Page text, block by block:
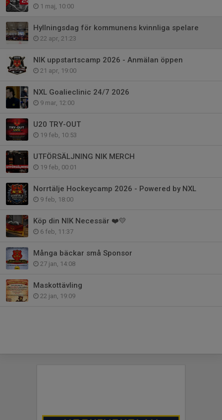
1 maj, 10:00
Hyllningsdag för kommunens kvinnliga spelare
22 apr, 21:23
NIK uppstartscamp 2026 - Anmälan öppen
21 apr, 19:00
NXL Goalieclinic 24/7 2026
9 mar, 12:00
U20 TRY-OUT
19 feb, 10:53
UTFÖRSÄLJNING NIK MERCH
19 feb, 00:01
Norrtälje Hockeycamp 2026 - Powered by NXL
9 feb, 18:00
Köp din NIK Necessär ❤️💛
6 feb, 11:37
Många bäckar små Sponsor
27 jan, 14:08
Maskottävling
22 jan, 19:09